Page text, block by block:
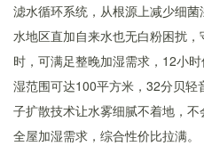
滤水循环系统，从根源上减少细
水地区直加自来水也无白粉困扰
时，可满足整晚加湿需求，12小
湿范围可达100平方米，32分贝
子扩散技术让水雾细腻不着地，
全屋加湿需求，综合性价比拉满。